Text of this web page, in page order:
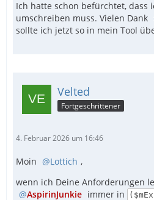
Ich hatte schon befürchtet, dass
umschreiben muss. Vielen Dank
sollte ich jetzt so in mein Tool
Velted
Fortgeschrittener
4. Februar 2026 um 16:46
Moin Lottich ,
wenn ich Deine Anforderungen
AspirinJunkie immer in